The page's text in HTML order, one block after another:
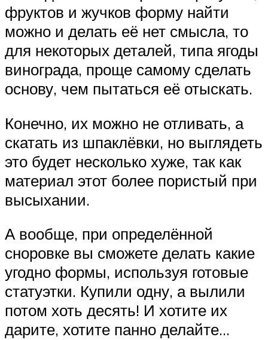
фруктов и жучков форму найти
можно и делать её нет смысла, то
для некоторых деталей, типа ягоды
винограда, проще самому сделать
основу, чем пытаться её отыскать.
Конечно, их можно не отливать, а
скатать из шпаклёвки, но выглядеть
это будет несколько хуже, так как
материал этот более пористый при
высыхании.
А вообще, при определённой
сноровке вы сможете делать какие
угодно формы, используя готовые
статуэтки. Купили одну, а вылили
потом хоть десять! И хотите их
дарите, хотите панно делайте…